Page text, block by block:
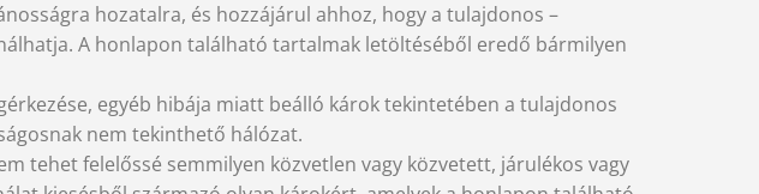
hozatalra, és hozzájárul ahhoz, hogy a tulajdonos –
A honlapon található tartalmak letöltéséből eredő bármilyen
egyéb hibája miatt beálló károk tekintetében a tulajdonos
nem tekinthető hálózat.
tehet felelőssé semmilyen közvetlen vagy közvetett, járulékos vagy